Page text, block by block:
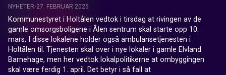
NYHETER 27. FEBRUAR 2025
Kommunestyret i Holtålen vedtok i tirsdag at rivingen av de
gamle omsorgsboligene i Ålen sentrum skal starte opp 10.
mars. I disse lokalene holder også ambulansetjenesten i
Holtålen til. Tjenesten skal over i nye lokaler i gamle Elvland
Barnehage, men her vedtok lokalpolitikerne at ombyggingen
skal være ferdig 1. april. Det betyr i så fall at